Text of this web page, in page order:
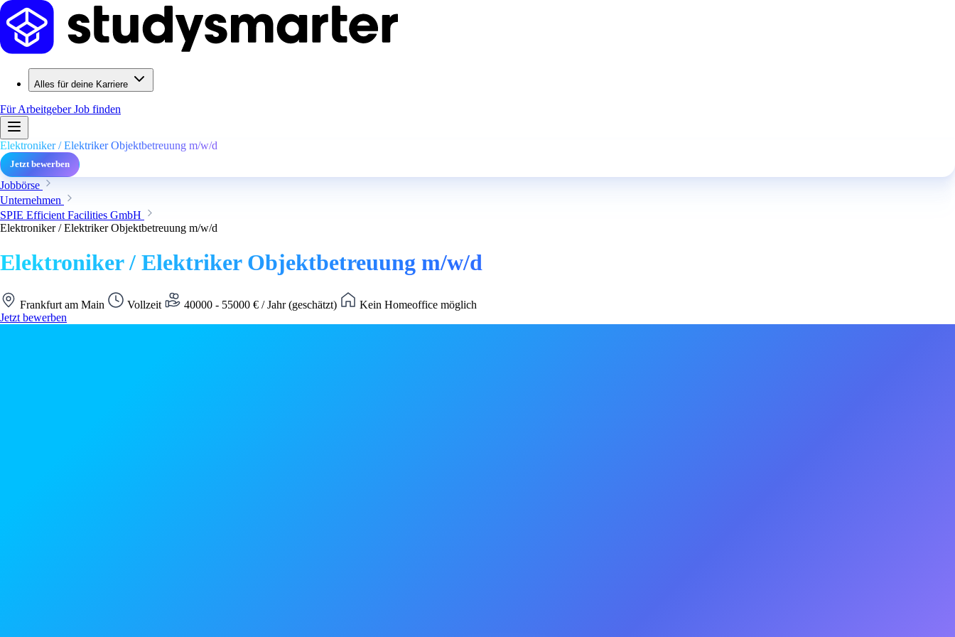
Alles für deine Karriere
Für ArbeitgeberJob finden
Elektroniker / Elektriker Objektbetreuung m/w/d
Jetzt bewerben
Jobbörse
Unternehmen
SPIE Efficient Facilities GmbH
Elektroniker / Elektriker Objektbetreuung m/w/d
Elektroniker / Elektriker Objektbetreuung m/w/d
Frankfurt am Main Vollzeit 40000 - 55000 € / Jahr (geschätzt)
Kein Homeoffice möglich
Jetzt bewerben